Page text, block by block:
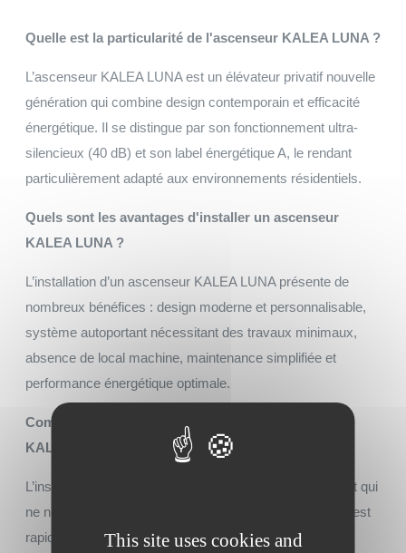
This site uses cookies and
Quelle est la particularité de l'ascenseur KALEA LUNA ?
L’ascenseur KALEA LUNA est un élévateur privatif nouvelle
génération qui combine design contemporain et efficacité
énergétique. Il se distingue par son fonctionnement ultra-
silencieux (40 dB) et son label énergétique A, le rendant
particulièrement adapté aux environnements résidentiels.
Quels sont les avantages d'installer un ascenseur
KALEA LUNA ?
L’installation d’un ascenseur KALEA LUNA présente de
nombreux bénéfices : design moderne et personnalisable,
système autoportant nécessitant des travaux minimaux,
absence de local machine, maintenance simplifiée et
performance énergétique optimale.
Comment s'effectue l'installation d'un ascenseur
KALEA LUNA ?
L’installation est simplifiée grâce au système autoportant qui
ne nécessite que des travaux minimaux. Le processus est
rapide et peut être réalisé aussi bien en intérieur qu’en